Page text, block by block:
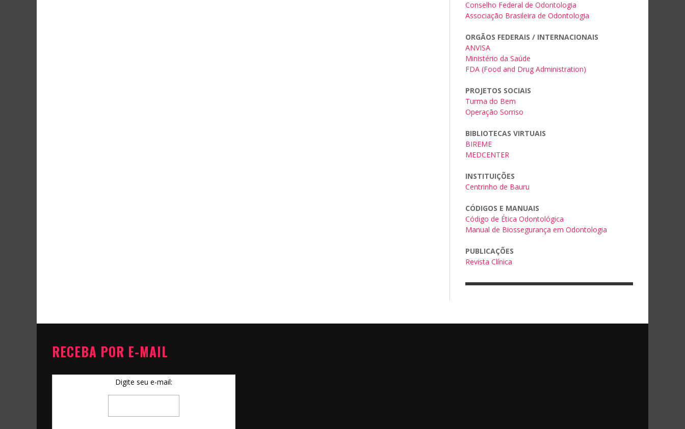
Conselho Federal de Odontologia
Associação Brasileira de Odontologia
ORGÃOS FEDERAIS / INTERNACIONAIS
ANVISA
Ministério da Saúde
FDA (Food and Drug Administration)
PROJETOS SOCIAIS
Turma do Bem
Operação Sorriso
BIBLIOTECAS VIRTUAIS
BIREME
MEDCENTER
INSTITUIÇÕES
Centrinho de Bauru
CÓDIGOS E MANUAIS
Código de Ética Odontológica
Manual de Biossegurança em Odontologia
PUBLICAÇÕES
Revista Clínica
RECEBA POR E-MAIL
Digite seu e-mail: